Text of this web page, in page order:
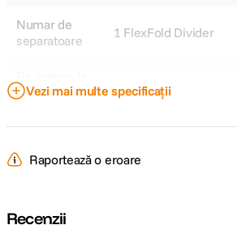
Numar de
separatoare
1 FlexFold Divider
apa
Material rezistent la apă
Sistem de
Tip geanta
Vezi mai multe specificații
Raportează o eroare
Recenzii